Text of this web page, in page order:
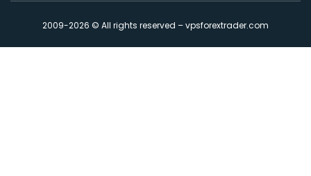
2009-2026 © All rights reserved – vpsforextrader.com